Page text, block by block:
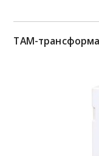
TAM-